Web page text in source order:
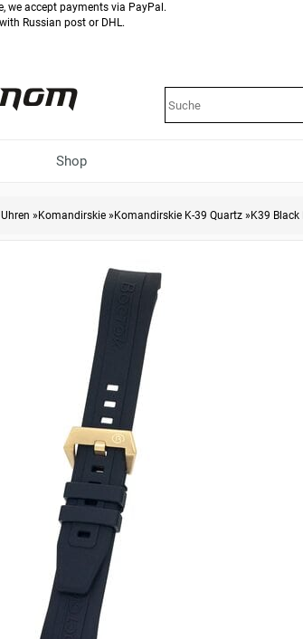
we accept payments via PayPal.
Russian post or DHL.
Shop
» Komandirskie » Komandirskie K-39 Quartz » K39 Black